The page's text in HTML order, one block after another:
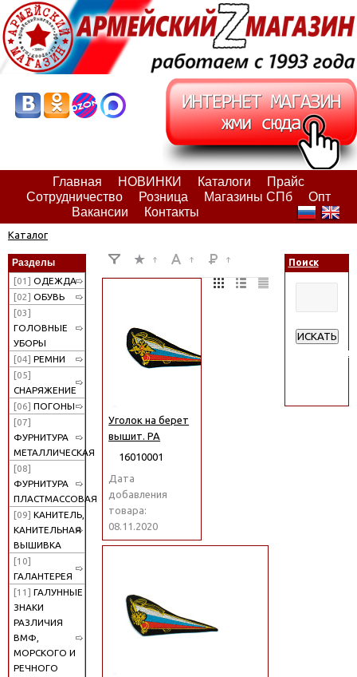
Главная НОВИНКИ Каталоги
Прайс
Сотрудничество
Розница Магазины СПб
Опт
Вакансии
Контакты
Каталог
Разделы
[01] ОДЕЖДА
[02] ОБУВЬ
[03]
ГОЛОВНЫЕ
УБОРЫ
[04] РЕМНИ
[05]
СНАРЯЖЕНИЕ
[06] ПОГОНЫ
[07]
ФУРНИТУРА
МЕТАЛЛИЧЕСКАЯ
[08]
ФУРНИТУРА
ПЛАСТМАССОВАЯ
[09] КАНИТЕЛЬ,
КАНИТЕЛЬНАЯ
ВЫШИВКА
[10]
ГАЛАНТЕРЕЯ
[11] ГАЛУННЫЕ
ЗНАКИ
РАЗЛИЧИЯ
ВМФ,
МОРСКОГО И
РЕЧНОГО
Уголок на берет
вышит. РА
16010001
Дата
добавления
товара:
08.11.2020
Поиск
ИСКАТЬ